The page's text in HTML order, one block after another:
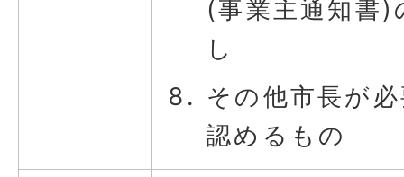
(事業主通知書)
し
その他市長が
認めるもの